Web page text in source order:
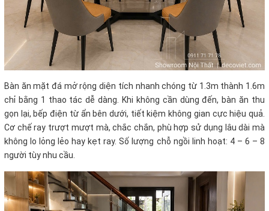
Bàn ăn mặt đá mở rộng diện tích nhanh chóng từ 1.3m thành 1.6m
chỉ bằng 1 thao tác dễ dàng. Khi không cần dùng đến, bàn ăn thu
gọn lại, bếp điện từ ẩn bên dưới, tiết kiệm không gian cực hiệu quả.
Cơ chế ray trượt mượt mà, chắc chắn, phù hợp sử dụng lâu dài mà
không lo lỏng lẻo hay kẹt ray. Số lượng chỗ ngồi linh hoạt: 4 – 6 – 8
người tùy nhu cầu.